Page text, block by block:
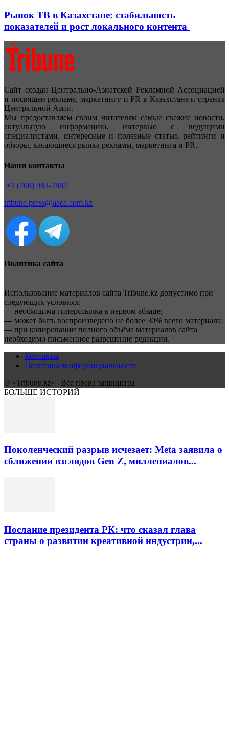
Рынок ТВ в Казахстане: стабильность
показателей и рост локального контента
Сайт создан Центрально-Азиатской Рекламной Ассоциацией
и посвящен рекламе, маркетингу и PR в Казахстане и странах
Центральной Азии.
Мы предоставляем своим читателям самые свежие новости,
актуальную информацию, интервью с ведущими
специалистами, интересные и полезные статьи, рейтинги и
обзоры, касающиеся рынка рекламы, маркетинга и PR.
Наши контакты
+7 (708) 983-7884
tribune.press@aaca.com.kz
Политика сайта
Использование материалов сайта Tribune.kz допустимо при
следующих условиях:
— необходима гиперссылка в первом абзаце;
— может быть воспроизведено не более 30% всего материала;
— при копировании полного объёма материалов сайта
необходимо письменное разрешение редакции.
Контакты
Политика конфиденциальности
© «Tribune.kz» | Все права защищены
БОЛЬШЕ ИСТОРИЙ
Поколенческий разрыв исчезает: Meta заявила о
сближении взглядов Gen Z, миллениалов...
Послание президента РК: что сказал глава
страны о развитии креативной индустрии,...